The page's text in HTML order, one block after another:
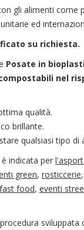
gli alimenti come
ed
su richiesta.
Posate in
nel
qualità.
brillante.
qualsiasi tipo di
indicata per
green, rosticcerie,
fast food, eventi
sviluppata